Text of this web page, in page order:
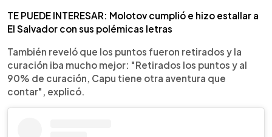
TE PUEDE INTERESAR: Molotov cumplió e hizo estallar a
El Salvador con sus polémicas letras
También reveló que los puntos fueron retirados y la
curación iba mucho mejor: "Retirados los puntos y al
90% de curación, Capu tiene otra aventura que
contar", explicó.